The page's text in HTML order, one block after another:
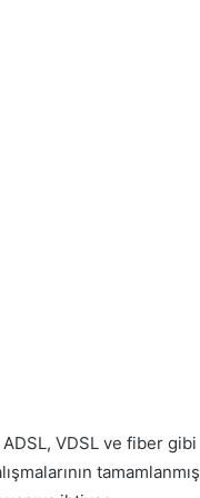
ADSL, VDSL ve fiber gibi
tamamlanmış